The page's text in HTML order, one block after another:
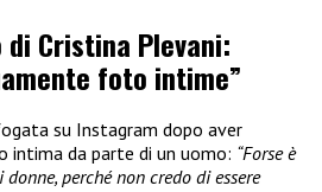
di Cristina Plevani:
foto intime”
su Instagram dopo aver
intima da parte di un uomo: “Forse è
perché non credo di essere